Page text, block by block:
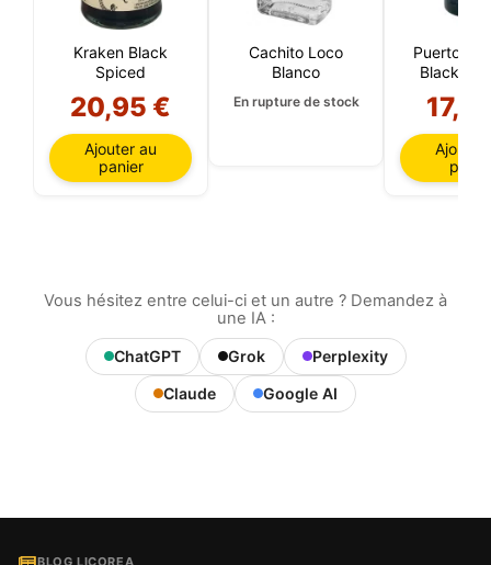
Kraken Black
Spiced
20,95 €
Ajouter au
panier
Cachito Loco
Blanco
En rupture de stock
Puerto de
Black
Ajouter
Vous hésitez entre celui-ci et un autre ? Demandez à
une IA :
ChatGPT Grok
Perplexity
Claude
Google AI
BLOG LICOREA